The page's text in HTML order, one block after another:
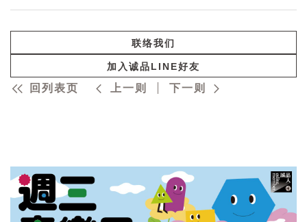
联络我们
加入诚品LINE好友
回列表页 上一则 下一则